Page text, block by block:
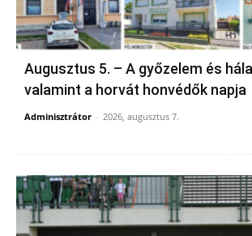
Augusztus 5. – A győzelem és
valamint a horvát honvédők napja
Adminisztrátor - 2026, augusztus 7.